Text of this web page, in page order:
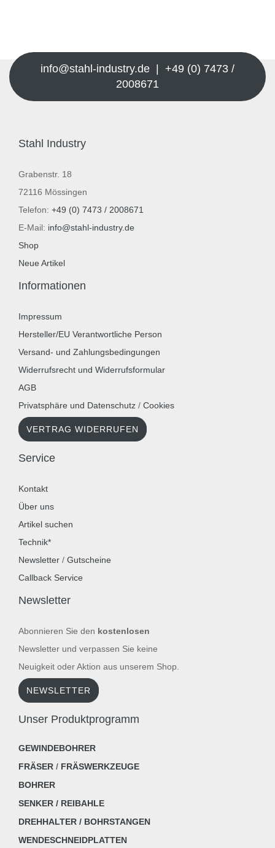
info@stahl-industry.de | +49 (0) 7473 /
2008671
Stahl Industry
Grabenstr. 18
72116 Mössingen
Telefon: +49 (0) 7473 / 2008671
E-Mail: info@stahl-industry.de
Shop
Neue Artikel
Informationen
Impressum
Hersteller/EU Verantwortliche Person
Versand- und Zahlungsbedingungen
Widerrufsrecht und Widerrufsformular
AGB
Privatsphäre und Datenschutz / Cookies
VERTRAG WIDERRUFEN
Service
Kontakt
Über uns
Artikel suchen
Technik*
Newsletter / Gutscheine
Callback Service
Newsletter
Abonnieren Sie den kostenlosen
Newsletter und verpassen Sie keine
Neuigkeit oder Aktion aus unserem Shop.
NEWSLETTER
Unser Produktprogramm
GEWINDEBOHRER
FRÄSER / FRÄSWERKZEUGE
BOHRER
SENKER / REIBAHLE
DREHHALTER / BOHRSTANGEN
WENDESCHNEIDPLATTEN